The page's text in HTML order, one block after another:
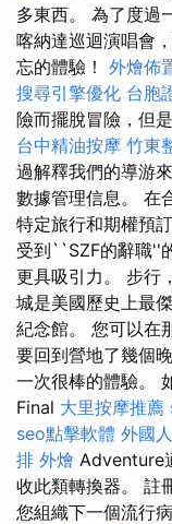
多東西。 為了度過
喀納達巡迴演唱會
忘的體驗！ 外燴佈
搜尋引擎優化 台胞
險而擺脫冒險，但
台中精油按摩 竹東
過解釋我們的導游
數據管理信息。 在
特定旅行和期權預
受到``SZF的辭職''
更具吸引力。 步行
城是美國歷史上最
紀念館。 您可以在
要回到營地了幾個
一次很棒的體驗。
Final 大里按摩推薦
seo點擊軟體 外國
排 外燴 Adventure
收此類轉換器。 註
您組織下一個流行